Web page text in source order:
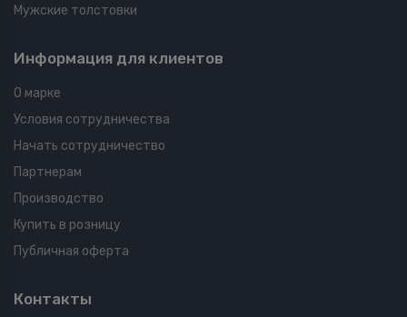
Мужские толстовки
Информация для клиентов
О марке
Условия сотрудничества
Начать сотрудничество
Партнерам
Производство
Купить в розницу
Публичная оферта
Контакты